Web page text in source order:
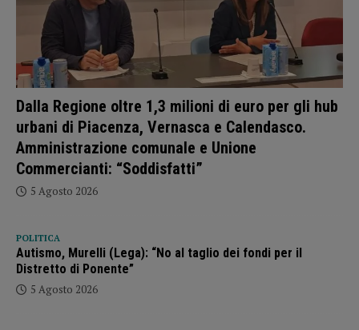
Dalla Regione oltre 1,3 milioni di euro per gli hub
urbani di Piacenza, Vernasca e Calendasco.
Amministrazione comunale e Unione
Commercianti: “Soddisfatti”
5 Agosto 2026
POLITICA
Autismo, Murelli (Lega): “No al taglio dei fondi per il
Distretto di Ponente”
5 Agosto 2026